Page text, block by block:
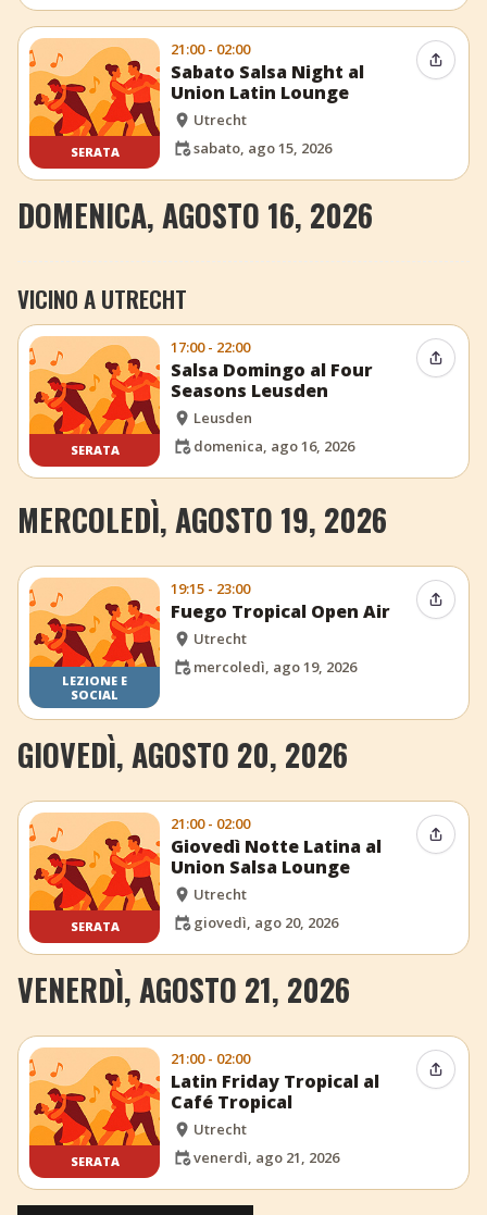
SERATA
21:00 - 02:00
Sabato Salsa Night al
Union Latin Lounge
Utrecht
sabato, ago 15, 2026
DOMENICA, AGOSTO 16, 2026
VICINO A UTRECHT
SERATA
17:00 - 22:00
Salsa Domingo al Four
Seasons Leusden
Leusden
domenica, ago 16, 2026
MERCOLEDÌ, AGOSTO 19, 2026
LEZIONE E
SOCIAL
19:15 - 23:00
Fuego Tropical Open Air
Utrecht
mercoledì, ago 19, 2026
GIOVEDÌ, AGOSTO 20, 2026
SERATA
21:00 - 02:00
Giovedì Notte Latina al
Union Salsa Lounge
Utrecht
giovedì, ago 20, 2026
VENERDÌ, AGOSTO 21, 2026
SERATA
21:00 - 02:00
Latin Friday Tropical al
Café Tropical
Utrecht
venerdì, ago 21, 2026